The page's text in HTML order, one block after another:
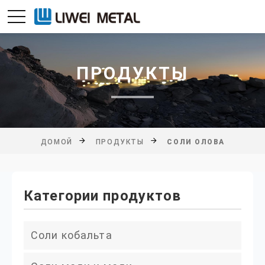
ПРОДУКТЫ
ДОМОЙ ПРОДУКТЫ СОЛИ ОЛОВА
Категории продуктов
Соли кобальта